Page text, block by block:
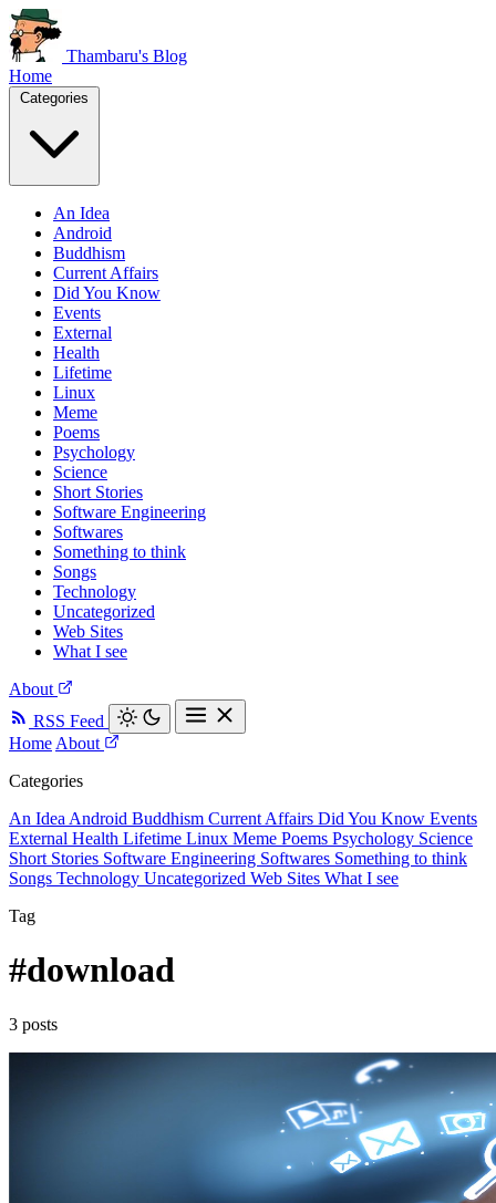
Thambaru's Blog
Home
An Idea
Android
Buddhism
Current Affairs
Did You Know
Events
External
Health
Lifetime
Linux
Meme
Poems
Psychology
Science
Short Stories
Software Engineering
Softwares
Something to think
Songs
Technology
Uncategorized
Web Sites
What I see
About
RSS Feed
Home About
Categories
An Idea Android Buddhism Current Affairs Did You Know Events
External Health Lifetime Linux Meme Poems Psychology Science
Short Stories Software Engineering Softwares Something to think
Songs Technology Uncategorized Web Sites What I see
Tag
#download
3 posts